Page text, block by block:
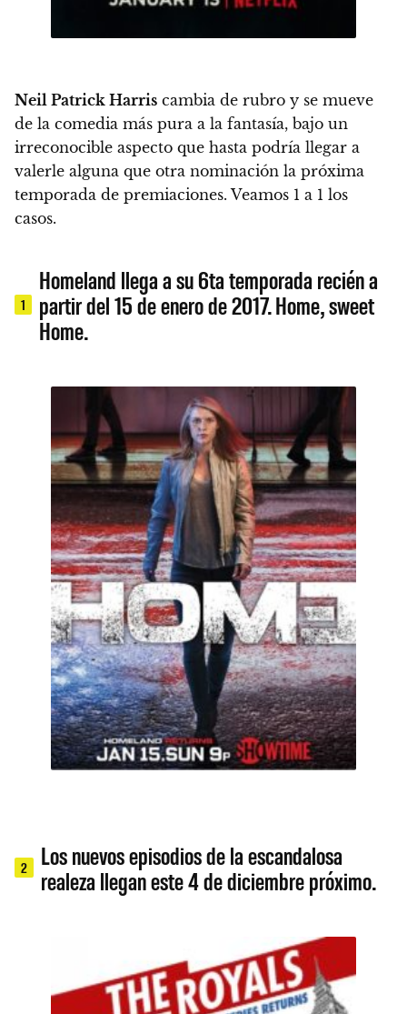
Neil Patrick Harris cambia de rubro y se mueve
de la comedia más pura a la fantasía, bajo un
irreconocible aspecto que hasta podría llegar a
valerle alguna que otra nominación la próxima
temporada de premiaciones. Veamos 1 a 1 los
casos.
1
Homeland llega a su 6ta temporada recién a
partir del 15 de enero de 2017. Home, sweet
Home.
2
Los nuevos episodios de la escandalosa
realeza llegan este 4 de diciembre próximo.